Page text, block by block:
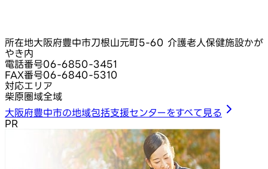
所在地大阪府豊中市刀根山元町5-60 介護老人保健施設かが
やき内
電話番号06-6850-3451
FAX番号06-6840-5310
対応エリア
柴原圏域全域
大阪府豊中市の地域包括支援センターをすべて見る
PR